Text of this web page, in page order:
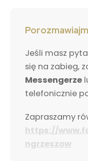
Jeśli masz
się na zabieg,
Messengerze
telefonicznie
Zapraszamy
https://
ngrzeszow